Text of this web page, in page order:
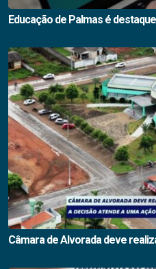
Educação de Palmas é destaque
Câmara de Alvorada deve